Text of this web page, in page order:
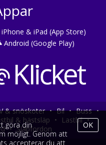
iPhone & iPad (App Store)
Android (Google Play)
& snöskoter • Bil • Buss •
& hästsläp • Lastbil •
• Släpfordon
göra din
möjligt. Genom att
accepterar du att
OK